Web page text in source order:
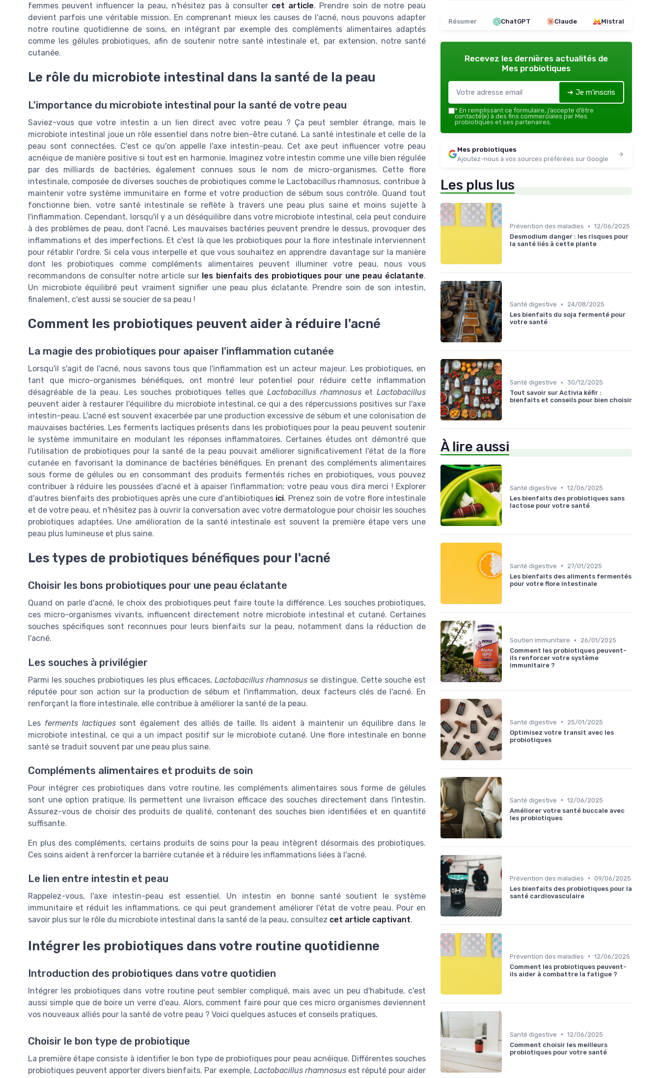
femmes peuvent influencer la peau, n'hésitez pas à consulter cet article. Prendre soin de notre peau
devient parfois une véritable mission. En comprenant mieux les causes de l'acné, nous pouvons adapter
notre routine quotidienne de soins, en intégrant par exemple des compléments alimentaires adaptés
comme les gélules probiotiques, afin de soutenir notre santé intestinale et, par extension, notre santé
cutanée.
Le rôle du microbiote intestinal dans la santé de la peau
L'importance du microbiote intestinal pour la santé de votre peau
Saviez-vous que votre intestin a un lien direct avec votre peau ? Ça peut sembler étrange, mais le
microbiote intestinal joue un rôle essentiel dans notre bien-être cutané. La santé intestinale et celle de la
peau sont connectées. C'est ce qu'on appelle l'axe intestin-peau. Cet axe peut influencer votre peau
acnéique de manière positive si tout est en harmonie. Imaginez votre intestin comme une ville bien régulée
par des milliards de bactéries, également connues sous le nom de micro-organismes. Cette flore
intestinale, composée de diverses souches de probiotiques comme le Lactobacillus rhamnosus, contribue à
maintenir votre système immunitaire en forme et votre production de sébum sous contrôle. Quand tout
fonctionne bien, votre santé intestinale se reflète à travers une peau plus saine et moins sujette à
l'inflammation. Cependant, lorsqu'il y a un déséquilibre dans votre microbiote intestinal, cela peut conduire
à des problèmes de peau, dont l'acné. Les mauvaises bactéries peuvent prendre le dessus, provoquer des
inflammations et des imperfections. Et c'est là que les probiotiques pour la flore intestinale interviennent
pour rétablir l'ordre. Si cela vous interpelle et que vous souhaitez en apprendre davantage sur la manière
dont les probiotiques comme compléments alimentaires peuvent illuminer votre peau, nous vous
recommandons de consulter notre article sur les bienfaits des probiotiques pour une peau éclatante.
Un microbiote équilibré peut vraiment signifier une peau plus éclatante. Prendre soin de son intestin,
finalement, c'est aussi se soucier de sa peau !
Comment les probiotiques peuvent aider à réduire l'acné
La magie des probiotiques pour apaiser l'inflammation cutanée
Lorsqu'il s'agit de l'acné, nous savons tous que l'inflammation est un acteur majeur. Les probiotiques, en
tant que micro-organismes bénéfiques, ont montré leur potentiel pour réduire cette inflammation
désagréable de la peau. Les souches probiotiques telles que Lactobacillus rhamnosusetLactobacillus
peuvent aider à restaurer l'équilibre du microbiote intestinal, ce qui a des répercussions positives sur l'axe
intestin-peau. L'acné est souvent exacerbée par une production excessive de sébum et une colonisation de
mauvaises bactéries. Les ferments lactiques présents dans les probiotiques pour la peau peuvent soutenir
le système immunitaire en modulant les réponses inflammatoires. Certaines études ont démontré que
l'utilisation de probiotiques pour la santé de la peau pouvait améliorer significativement l'état de la flore
cutanée en favorisant la dominance de bactéries bénéfiques. En prenant des compléments alimentaires
sous forme de gélules ou en consommant des produits fermentés riches en probiotiques, vous pouvez
contribuer à réduire les poussées d'acné et à apaiser l'inflammation; votre peau vous dira merci ! Explorer
d'autres bienfaits des probiotiques après une cure d'antibiotiques ici. Prenez soin de votre flore intestinale
et de votre peau, et n'hésitez pas à ouvrir la conversation avec votre dermatologue pour choisir les souches
probiotiques adaptées. Une amélioration de la santé intestinale est souvent la première étape vers une
peau plus lumineuse et plus saine.
Les types de probiotiques bénéfiques pour l'acné
Choisir les bons probiotiques pour une peau éclatante
Quand on parle d'acné, le choix des probiotiques peut faire toute la différence. Les souches probiotiques,
ces micro-organismes vivants, influencent directement notre microbiote intestinal et cutané. Certaines
souches spécifiques sont reconnues pour leurs bienfaits sur la peau, notamment dans la réduction de
l'acné.
Les souches à privilégier
Parmi les souches probiotiques les plus efficaces,Lactobacillus rhamnosus se distingue. Cette souche est
réputée pour son action sur la production de sébum et l'inflammation, deux facteurs clés de l'acné. En
renforçant la flore intestinale, elle contribue à améliorer la santé de la peau.
Les ferments lactiquessont également des alliés de taille. Ils aident à maintenir un équilibre dans le
microbiote intestinal, ce qui a un impact positif sur le microbiote cutané. Une flore intestinale en bonne
santé se traduit souvent par une peau plus saine.
Compléments alimentaires et produits de soin
Pour intégrer ces probiotiques dans votre routine, les compléments alimentaires sous forme de gélules
sont une option pratique. Ils permettent une livraison efficace des souches directement dans l'intestin.
Assurez-vous de choisir des produits de qualité, contenant des souches bien identifiées et en quantité
suffisante.
En plus des compléments, certains produits de soins pour la peau intègrent désormais des probiotiques.
Ces soins aident à renforcer la barrière cutanée et à réduire les inflammations liées à l'acné.
Le lien entre intestin et peau
Rappelez-vous, l'axe intestin-peau est essentiel. Un intestin en bonne santé soutient le système
immunitaire et réduit les inflammations, ce qui peut grandement améliorer l'état de votre peau. Pour en
savoir plus sur le rôle du microbiote intestinal dans la santé de la peau, consultez cet article captivant.
Intégrer les probiotiques dans votre routine quotidienne
Introduction des probiotiques dans votre quotidien
Intégrer les probiotiques dans votre routine peut sembler compliqué, mais avec un peu d'habitude, c'est
aussi simple que de boire un verre d'eau. Alors, comment faire pour que ces micro organismes deviennent
vos nouveaux alliés pour la santé de votre peau ? Voici quelques astuces et conseils pratiques.
Choisir le bon type de probiotique
La première étape consiste à identifier le bon type de probiotiques pour peau acnéique. Différentes souches
probiotiques peuvent apporter divers bienfaits. Par exemple, Lactobacillus rhamnosusest réputé pour aider
Résumer ChatGPT Claude Mistral
Recevez les dernières actualités de
Mes probiotiques
➔ Je m'inscris
* En remplissant ce formulaire, j’accepte d’être
contacté(e) à des fins commerciales par Mes
probiotiques et ses partenaires.
Mes probiotiques
Ajoutez-nous à vos sources préférées sur Google
Les plus lus
Prévention des maladies • 12/06/2025
Desmodium danger : les risques pour
la santé liés à cette plante
Santé digestive •
24/08/2025
Les bienfaits du soja fermenté pour
votre santé
Santé digestive • 30/12/2025
Tout savoir sur Activia kéfir :
bienfaits et conseils pour bien choisir
À lire aussi
Santé digestive • 12/06/2025
Les bienfaits des probiotiques sans
lactose pour votre santé
Santé digestive •
27/01/2025
Les bienfaits des aliments fermentés
pour votre flore intestinale
Soutien immunitaire •
26/01/2025
Comment les probiotiques peuvent-
ils renforcer votre système
immunitaire ?
Santé digestive •
25/01/2025
Optimisez votre transit avec les
probiotiques
Santé digestive • 12/06/2025
Améliorer votre santé buccale avec
les probiotiques
Prévention des maladies • 09/06/2025
Les bienfaits des probiotiques pour la
santé cardiovasculaire
Prévention des maladies • 12/06/2025
Comment les probiotiques peuvent-
ils aider à combattre la fatigue ?
Santé digestive • 12/06/2025
Comment choisir les meilleurs
probiotiques pour votre santé